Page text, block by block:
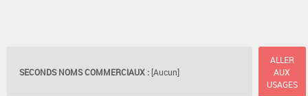
SECONDS NOMS COMMERCIAUX : [Aucun]
ALLER
AUX
USAGES